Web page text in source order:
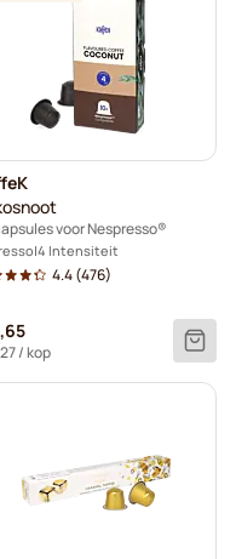
voor Nespresso®
4 Intensiteit
4.4(476)
/ kop